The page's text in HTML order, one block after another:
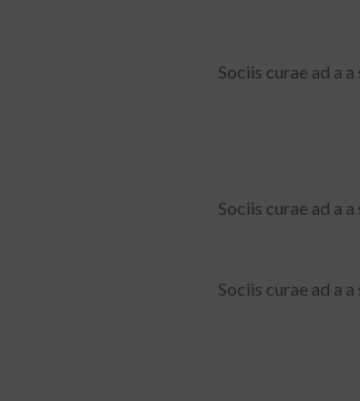
Sociis curae ad a
Sociis curae ad a
Sociis curae ad a